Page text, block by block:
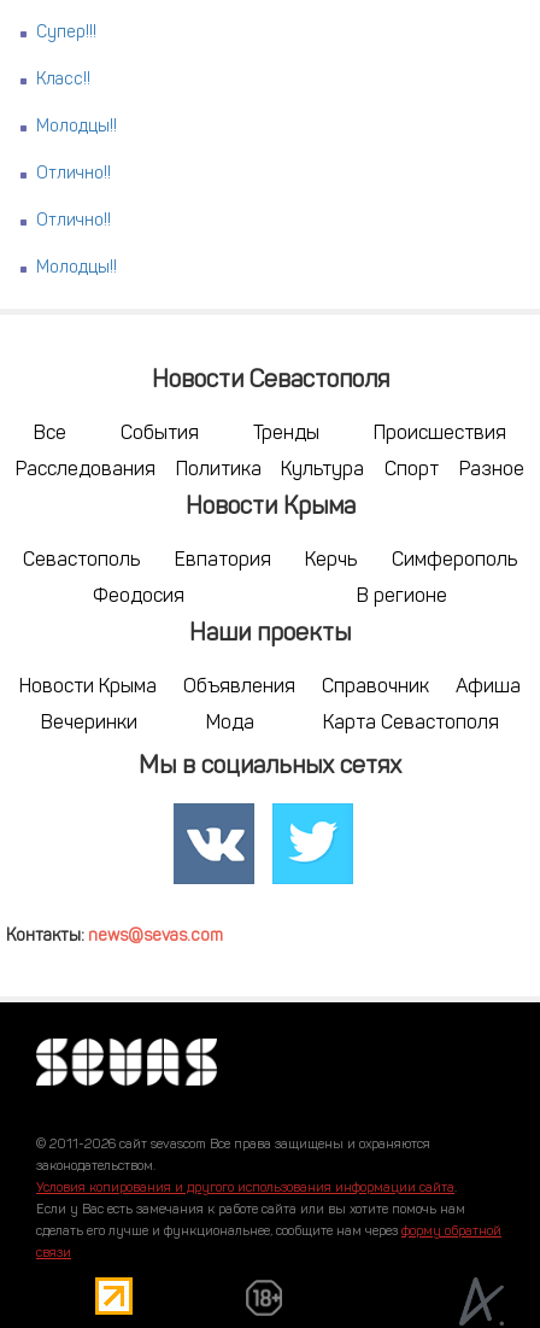
Супер!!!
Класс!!
Молодцы!!
Отлично!!
Отлично!!
Молодцы!!
Новости Севастополя
Все События Тренды
Происшествия
Расследования
Политика Культура Спорт Разное
Новости Крыма
Севастополь Евпатория Керчь
Симферополь
Феодосия
В регионе
Наши проекты
Новости Крыма Объявления Справочник
Афиша
Вечеринки
Мода Карта Севастополя
Мы в социальных сетях
Контакты: news@sevas.com
© 2011-2026 сайт sevascom Все права защищены и охраняются
законодательством.
Условия копирования и другого использования информации сайта.
Если у Вас есть замечания к работе сайта или вы хотите помочь нам
сделать его лучше и функциональнее, сообщите нам через форму обратной
связи